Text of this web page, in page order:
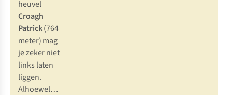
heuvel
Croagh
Patrick(764
meter) mag
je zeker niet
links laten
liggen.
Alhoewel…